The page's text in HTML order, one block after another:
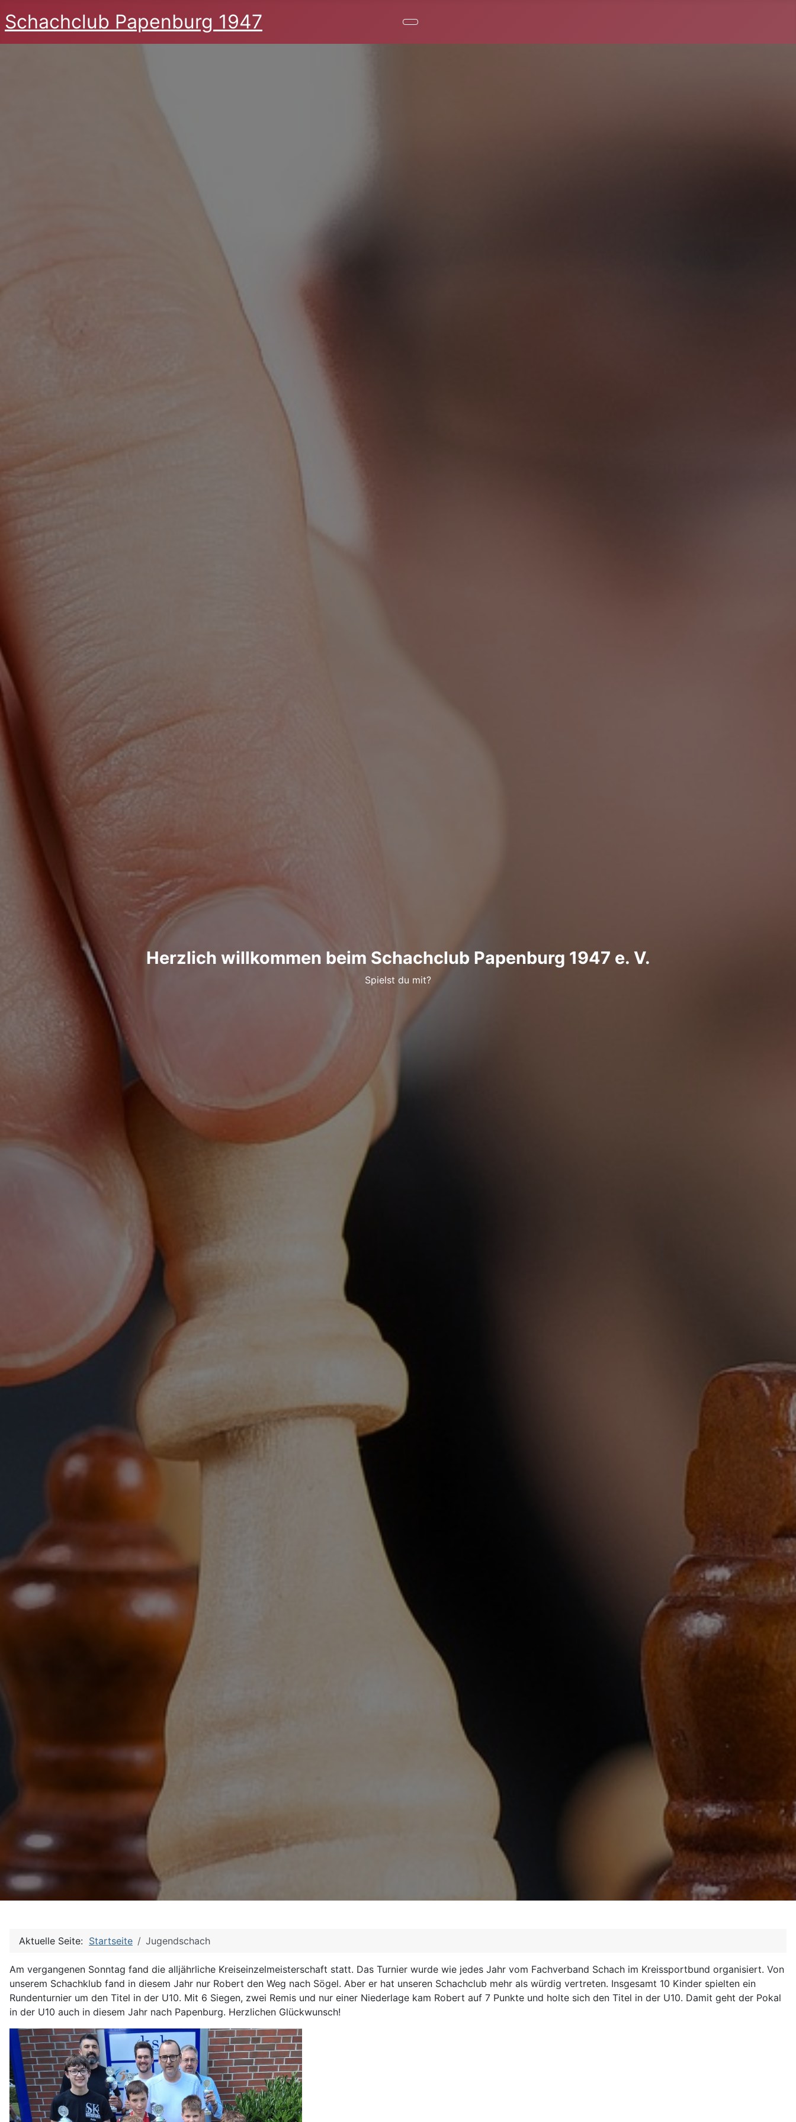
Schachclub Papenburg 1947
Herzlich willkommen beim Schachclub Papenburg 1947 e. V.
Spielst du mit?
Aktuelle Seite: Startseite Jugendschach
Am vergangenen Sonntag fand die alljährliche Kreiseinzelmeisterschaft statt. Das Turnier wurde wie jedes Jahr vom Fachverband Schach im Kreissportbund organisiert. Von
unserem Schachklub fand in diesem Jahr nur Robert den Weg nach Sögel. Aber er hat unseren Schachclub mehr als würdig vertreten. Insgesamt 10 Kinder spielten ein
Rundenturnier um den Titel in der U10. Mit 6 Siegen, zwei Remis und nur einer Niederlage kam Robert auf 7 Punkte und holte sich den Titel in der U10. Damit geht der Pokal
in der U10 auch in diesem Jahr nach Papenburg. Herzlichen Glückwunsch!